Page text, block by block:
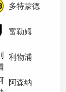
多特蒙德
富勒姆
利物浦
阿森纳